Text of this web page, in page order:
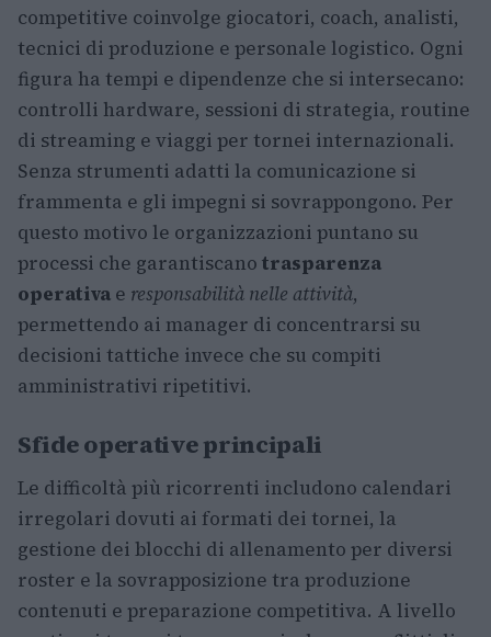
competitive coinvolge giocatori, coach, analisti,
tecnici di produzione e personale logistico. Ogni
figura ha tempi e dipendenze che si intersecano:
controlli hardware, sessioni di strategia, routine
di streaming e viaggi per tornei internazionali.
Senza strumenti adatti la comunicazione si
frammenta e gli impegni si sovrappongono. Per
questo motivo le organizzazioni puntano su
processi che garantiscano trasparenza
operativa e responsabilità nelle attività,
permettendo ai manager di concentrarsi su
decisioni tattiche invece che su compiti
amministrativi ripetitivi.
Sfide operative principali
Le difficoltà più ricorrenti includono calendari
irregolari dovuti ai formati dei tornei, la
gestione dei blocchi di allenamento per diversi
roster e la sovrapposizione tra produzione
contenuti e preparazione competitiva. A livello